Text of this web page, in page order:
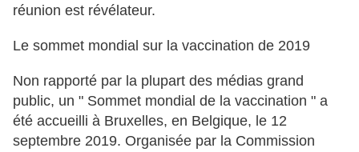
réunion est révélateur.
Le sommet mondial sur la vaccination de 2019
Non rapporté par la plupart des médias grand
public, un " Sommet mondial de la vaccination " a
été accueilli à Bruxelles, en Belgique, le 12
septembre 2019. Organisée par la Commission